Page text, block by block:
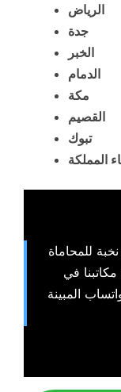
الرياض
جدة
الخبر
الدمام
مكة
القصيم
تبوك
المملكة
للمحاماة
في
المبينة